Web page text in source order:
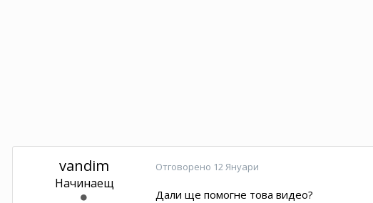
vandim
Начинаещ
Отговорено 12 Януари
Дали ще помогне това видео?